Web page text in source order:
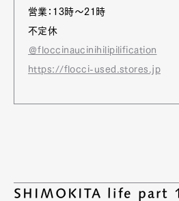
営業：13時〜21時
不定休
＠floccinaucinihilipilification
https://flocci-used.stores.jp
SHIMOKITA life part 1